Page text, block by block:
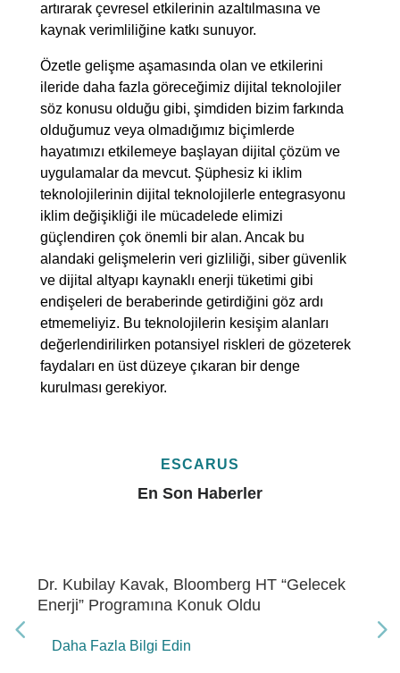
artırarak çevresel etkilerinin azaltılmasına ve
kaynak verimliliğine katkı sunuyor.
Özetle gelişme aşamasında olan ve etkilerini
ileride daha fazla göreceğimiz dijital teknolojiler
söz konusu olduğu gibi, şimdiden bizim farkında
olduğumuz veya olmadığımız biçimlerde
hayatımızı etkilemeye başlayan dijital çözüm ve
uygulamalar da mevcut. Şüphesiz ki iklim
teknolojilerinin dijital teknolojilerle entegrasyonu
iklim değişikliği ile mücadelede elimizi
güçlendiren çok önemli bir alan. Ancak bu
alandaki gelişmelerin veri gizliliği, siber güvenlik
ve dijital altyapı kaynaklı enerji tüketimi gibi
endişeleri de beraberinde getirdiğini göz ardı
etmemeliyiz. Bu teknolojilerin kesişim alanları
değerlendirilirken potansiyel riskleri de gözeterek
faydaları en üst düzeye çıkaran bir denge
kurulması gerekiyor.
ESCARUS
En Son Haberler
Dr. Kubilay Kavak, Bloomberg HT “Gelecek
Enerji” Programına Konuk Oldu
Daha Fazla Bilgi Edin